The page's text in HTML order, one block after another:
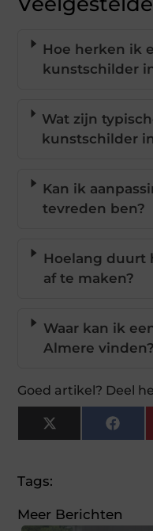
Hoe herken ik
kunstschilder
Wat zijn
kunstschilder
Kan ik
tevreden ben?
Hoelang duurt
af te maken?
Waar kan ik
Almere vinden?
Goed artikel? Deel
X
(Twitter)
Tags:
Meer Berichten